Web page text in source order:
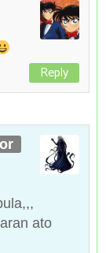
Reply
ato